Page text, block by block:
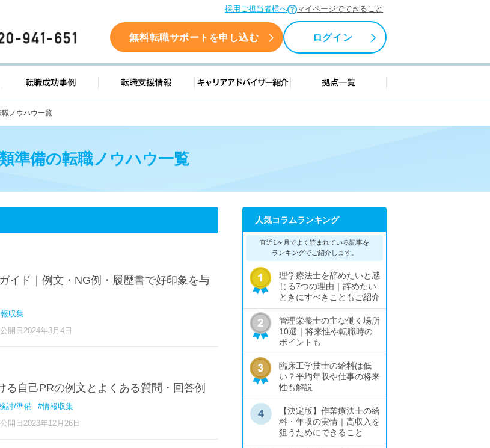
採用ご担当者様へ マイページでできること
0120-941-651 無料転職サポートを申し込む ログイン
求人検索 転職成功事例 転職支援情報 キャリアアドバイザー紹介 拠点一覧
ノウハウ一覧
準備の転職ノウハウ一覧
イド｜例文・NG例・履歴書で好印象を与
収集
公開日2024年3月4日
る自己PRの例文とよくある質問・回答例
討/準備
#情報収集
公開日2023年12月26日
人気コラムランキング
直近1ヶ月でよく読まれている記事を
ランキングでご紹介します。
理学療法士を辞めたいと感
じる7つの理由｜辞めたい
ときにすべきこともご紹介
管理栄養士の主な働く場所
10選｜将来性や転職時の
ポイントも
臨床工学技士の給料は低
い？平均年収や仕事の将来
性も解説
【決定版】作業療法士の給
料・年収の実情｜高収入を
狙うためにできること